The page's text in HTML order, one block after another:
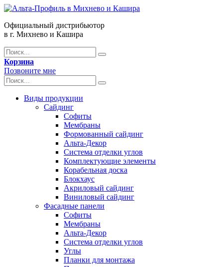
Официальный дистрибьютор
в г. Михнево и Кашира
Корзина
Позвоните мне
Виды продукции
Сайдинг
Софиты
Мембраны
Формованный сайдинг
Альта-Декор
Система отделки углов
Комплектующие элементы
Корабельная доска
Блокхаус
Акриловый сайдинг
Виниловый сайдинг
Фасадные панели
Софиты
Мембраны
Альта-Декор
Система отделки углов
Углы
Планки для монтажа